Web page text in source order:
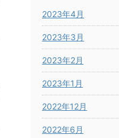
2023年4月
2023年3月
2023年2月
2023年1月
2022年12月
2022年6月